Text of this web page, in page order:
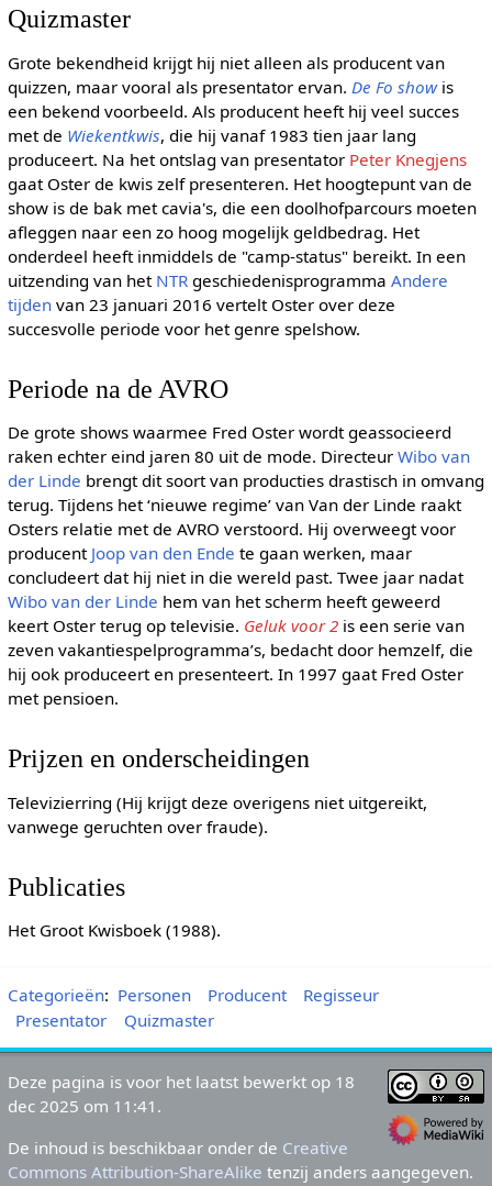
Quizmaster
Grote bekendheid krijgt hij niet alleen als producent van
quizzen, maar vooral als presentator ervan. De Fo showis
een bekend voorbeeld. Als producent heeft hij veel succes
met de Wiekentkwis, die hij vanaf 1983 tien jaar lang
produceert. Na het ontslag van presentator Peter Knegjens
gaat Oster de kwis zelf presenteren. Het hoogtepunt van de
show is de bak met cavia's, die een doolhofparcours moeten
afleggen naar een zo hoog mogelijk geldbedrag. Het
onderdeel heeft inmiddels de "camp-status" bereikt. In een
uitzending van het NTRgeschiedenisprogramma Andere
tijdenvan 23 januari 2016 vertelt Oster over deze
succesvolle periode voor het genre spelshow.
Periode na de AVRO
De grote shows waarmee Fred Oster wordt geassocieerd
raken echter eind jaren 80 uit de mode. Directeur Wibo van
der Linde brengt dit soort van producties drastisch in omvang
terug. Tijdens het ‘nieuwe regime’ van Van der Linde raakt
Osters relatie met de AVRO verstoord. Hij overweegt voor
producent Joop van den Ende te gaan werken, maar
concludeert dat hij niet in die wereld past. Twee jaar nadat
Wibo van der Linde hem van het scherm heeft geweerd
keert Oster terug op televisie. Geluk voor 2is een serie van
zeven vakantiespelprogramma’s, bedacht door hemzelf, die
hij ook produceert en presenteert. In 1997 gaat Fred Oster
met pensioen.
Prijzen en onderscheidingen
Televizierring (Hij krijgt deze overigens niet uitgereikt,
vanwege geruchten over fraude).
Publicaties
Het Groot Kwisboek (1988).
Categorieën: Personen Producent
Regisseur
Presentator
Quizmaster
Deze pagina is voor het laatst bewerkt op 18
dec 2025 om 11:41.
De inhoud is beschikbaar onder de Creative
Commons Attribution-ShareAlike tenzij anders aangegeven.